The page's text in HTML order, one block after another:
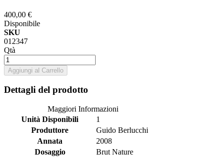
400,00 €
Disponibile
SKU
012347
Qtà
Aggiungi al Carrello
Dettagli del prodotto
Maggiori Informazioni
Unità Disponibili
1
Produttore
Guido Berlucchi
Annata
2008
Dosaggio
Brut Nature